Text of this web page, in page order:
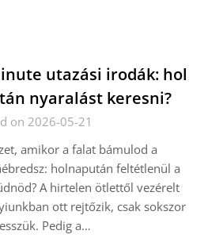
utazási irodák: hol
nyaralást keresni?
on 2026-05-21
amikor a falat bámulod a
holnapután feltétlenül a
A hirtelen ötlettől vezérelt
ott rejtőzik, csak sokszor
Pedig a…